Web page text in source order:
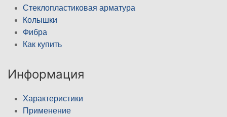
Стеклопластиковая арматура
Колышки
Фибра
Как купить
Информация
Характеристики
Применение